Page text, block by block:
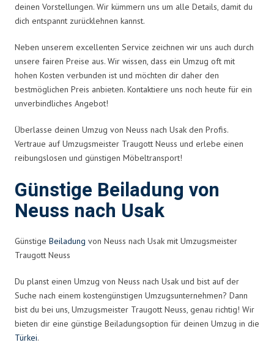
deinen Vorstellungen. Wir kümmern uns um alle Details, damit du
dich entspannt zurücklehnen kannst.
Neben unserem excellenten Service zeichnen wir uns auch durch
unsere fairen Preise aus. Wir wissen, dass ein Umzug oft mit
hohen Kosten verbunden ist und möchten dir daher den
bestmöglichen Preis anbieten. Kontaktiere uns noch heute für ein
unverbindliches Angebot!
Überlasse deinen Umzug von Neuss nach Usak den Profis.
Vertraue auf Umzugsmeister Traugott Neuss und erlebe einen
reibungslosen und günstigen Möbeltransport!
Günstige Beiladung von
Neuss nach Usak
Günstige Beiladung von Neuss nach Usak mit Umzugsmeister
Traugott Neuss
Du planst einen Umzug von Neuss nach Usak und bist auf der
Suche nach einem kostengünstigen Umzugsunternehmen? Dann
bist du bei uns, Umzugsmeister Traugott Neuss, genau richtig! Wir
bieten dir eine günstige Beiladungsoption für deinen Umzug in die
Türkei.